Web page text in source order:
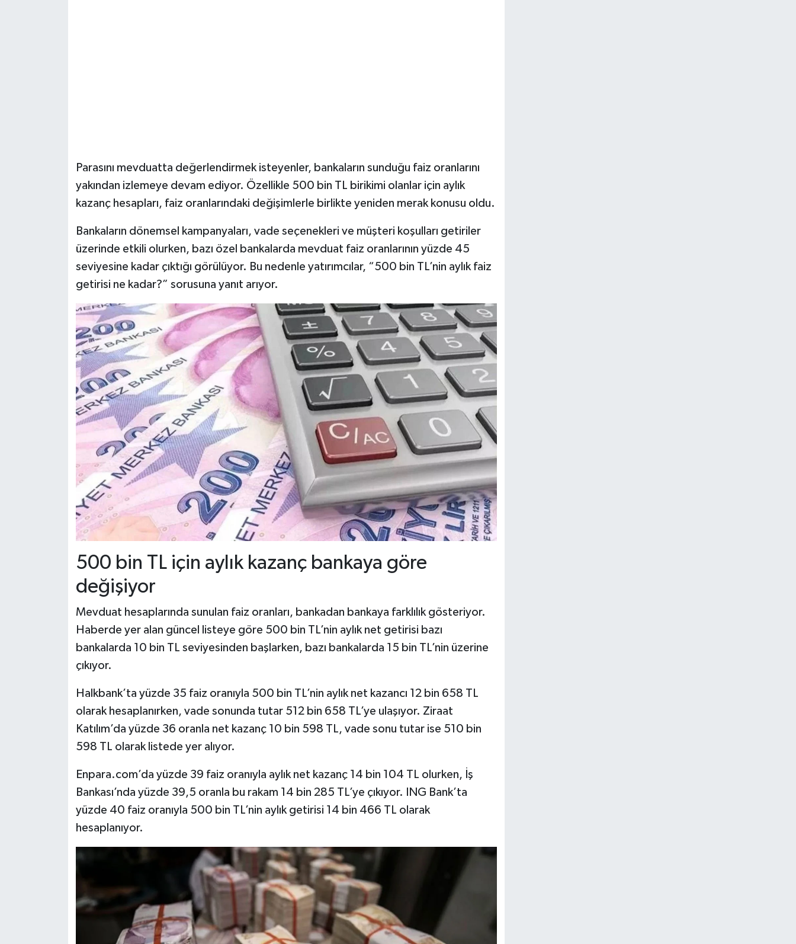
Parasını mevduatta değerlendirmek isteyenler, bankaların sunduğu faiz oranlarını
yakından izlemeye devam ediyor. Özellikle 500 bin TL birikimi olanlar için aylık
kazanç hesapları, faiz oranlarındaki değişimlerle birlikte yeniden merak konusu oldu.
Bankaların dönemsel kampanyaları, vade seçenekleri ve müşteri koşulları getiriler
üzerinde etkili olurken, bazı özel bankalarda mevduat faiz oranlarının yüzde 45
seviyesine kadar çıktığı görülüyor. Bu nedenle yatırımcılar, “500 bin TL’nin aylık faiz
getirisi ne kadar?” sorusuna yanıt arıyor.
500 bin TL için aylık kazanç bankaya göre
değişiyor
Mevduat hesaplarında sunulan faiz oranları, bankadan bankaya farklılık gösteriyor.
Haberde yer alan güncel listeye göre 500 bin TL’nin aylık net getirisi bazı
bankalarda 10 bin TL seviyesinden başlarken, bazı bankalarda 15 bin TL’nin üzerine
çıkıyor.
Halkbank’ta yüzde 35 faiz oranıyla 500 bin TL’nin aylık net kazancı 12 bin 658 TL
olarak hesaplanırken, vade sonunda tutar 512 bin 658 TL’ye ulaşıyor. Ziraat
Katılım’da yüzde 36 oranla net kazanç 10 bin 598 TL, vade sonu tutar ise 510 bin
598 TL olarak listede yer alıyor.
Enpara.com’da yüzde 39 faiz oranıyla aylık net kazanç 14 bin 104 TL olurken, İş
Bankası’nda yüzde 39,5 oranla bu rakam 14 bin 285 TL’ye çıkıyor. ING Bank’ta
yüzde 40 faiz oranıyla 500 bin TL’nin aylık getirisi 14 bin 466 TL olarak
hesaplanıyor.
Ulusal Haberler
Teknoloji Haberleri
Dünya Haberleri
Haber Arşivi